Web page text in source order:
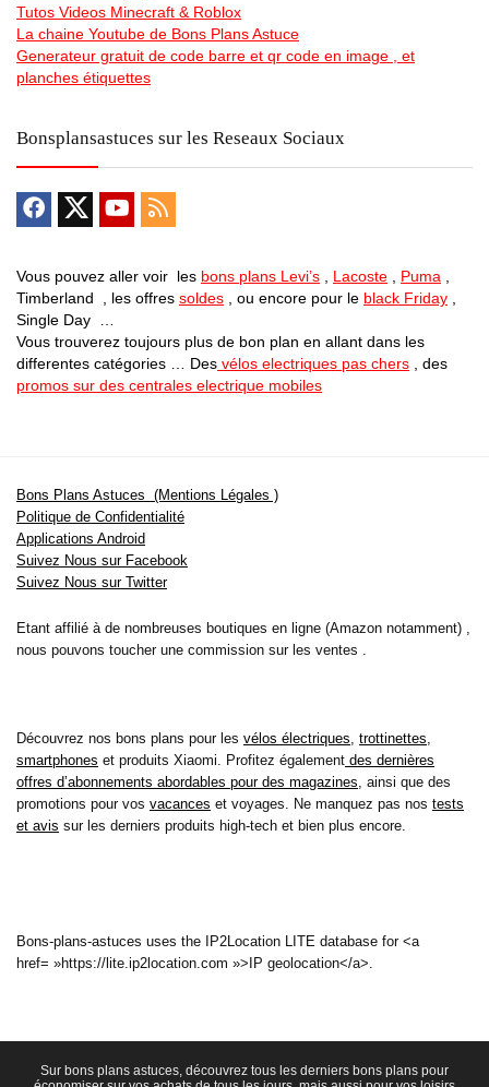
Tutos Videos Minecraft & Roblox
La chaine Youtube de Bons Plans Astuce
Generateur gratuit de code barre et qr code en image , et
planches étiquettes
Bonsplansastuces sur les Reseaux Sociaux
Vous pouvez aller voir les bons plans Levi’s Lacoste Puma
Timberland , les offres soldes , ou encore pour le black Friday
Single Day …
Vous trouverez toujours plus de bon plan en allant dans les
differentes catégories … Des vélos electriques pas chers , des
promos sur des centrales electrique mobiles
Bons Plans Astuces (Mentions Légales )
Politique de Confidentialité
Applications Android
Suivez Nous sur Facebook
Suivez Nous sur Twitter
Etant affilié à de nombreuses boutiques en ligne (Amazon notamment) ,
nous pouvons toucher une commission sur les ventes .
Découvrez nos bons plans pour les vélos électriques trottinettes
smartphones et produits Xiaomi. Profitez également des dernières
offres d’abonnements abordables pour des magazines , ainsi que des
promotions pour vos vacances et voyages. Ne manquez pas nos tests
et avis sur les derniers produits high-tech et bien plus encore.
Bons-plans-astuces uses the IP2Location LITE database for <a
href= »https://lite.ip2location.com »>IP geolocation</a>.
Sur bons plans astuces, découvrez tous les derniers bons plans pour